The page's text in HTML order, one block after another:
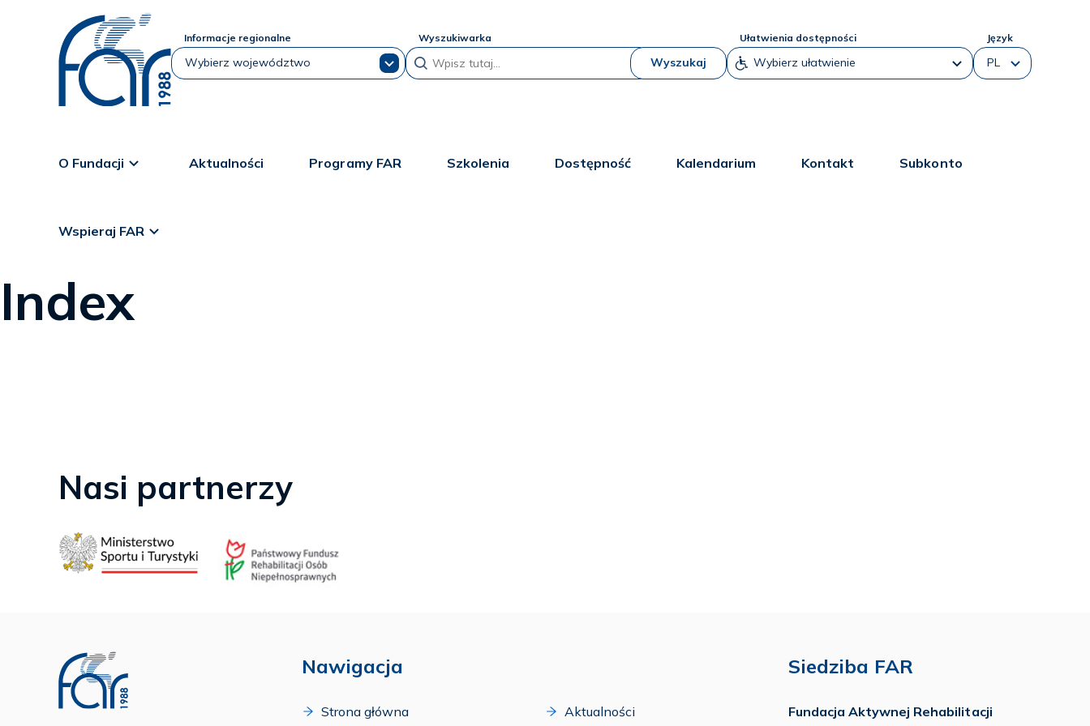
Informacje regionalne Wyszukiwarka
Wyszukaj
Ułatwienia dostępności Język
O Fundacji Aktualności Programy FAR Szkolenia Dostępność Kalendarium Kontakt Subkonto
Wspieraj FAR
Index
Nasi partnerzy
Nawigacja
Strona główna Aktualności
Siedziba FAR
Fundacja Aktywnej Rehabilitacji